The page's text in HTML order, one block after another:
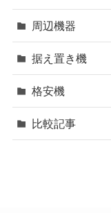
周辺機器
据え置き機
格安機
比較記事